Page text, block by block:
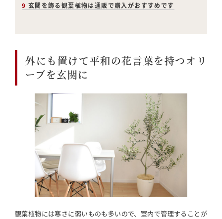
9 玄関を飾る観葉植物は通販で購入がおすすめです
外にも置けて平和の花言葉を持つオリ
ーブを玄関に
観葉植物には寒さに弱いものも多いので、室内で管理することが